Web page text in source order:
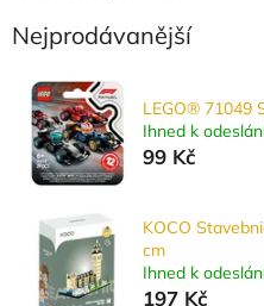
Nejprodávanější
LEGO® 71049
Ihned k
99 Kč
KOCO
cm
Ihned k
197 Kč